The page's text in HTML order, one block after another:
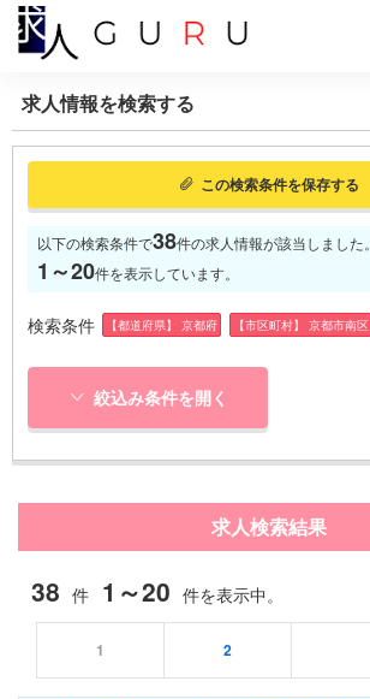
求人情報を検索する
この検索条件を保存する
以下の検索条件で38件の求人情報が該当しました。
1～20件を表示しています。
検索条件 【都道府県】 京都府 【市区町村】 京都市南区
絞込み条件を開く
求人検索結果
38 件 1～20 件を表示中。
1 2